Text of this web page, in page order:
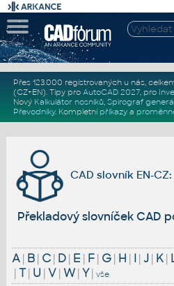
Přes 123.000 registrovaných u nás,
(CZ+EN). Tipy pro AutoCAD 2027, pro
Nový Kalkulátor nosníků, Spirograf
Převodníky. Kompletní příkazya
CAD slovník EN-
Překladový slovníček CAD
A| B| C| D| E | F| G| H | I| J| K|
| T| U | V| W| Y| vše